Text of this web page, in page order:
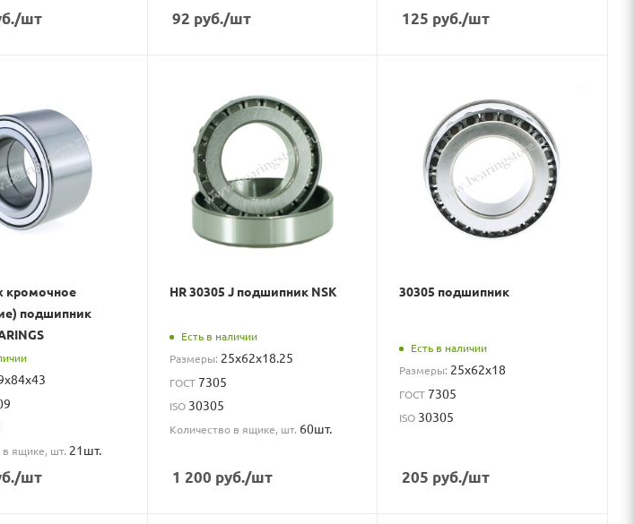
/шт 92 руб./шт 125 руб./шт
кромочное
подшипник
в ящике, шт. 21шт.
/шт
HR 30305 J подшипник NSK
Есть в наличии
Размеры: 25x62x18.25
ГОСТ7305
ISO 30305
Количество в ящике, шт. 60шт.
1 200 руб./шт
30305 подшипник
Есть в наличии
Размеры: 25x62x18
ГОСТ7305
ISO 30305
205 руб./шт